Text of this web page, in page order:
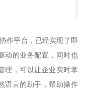
作平台，已经实现了即
动的业务配置，同时也
理，可以让企业实时掌
语言的助手，帮助操作